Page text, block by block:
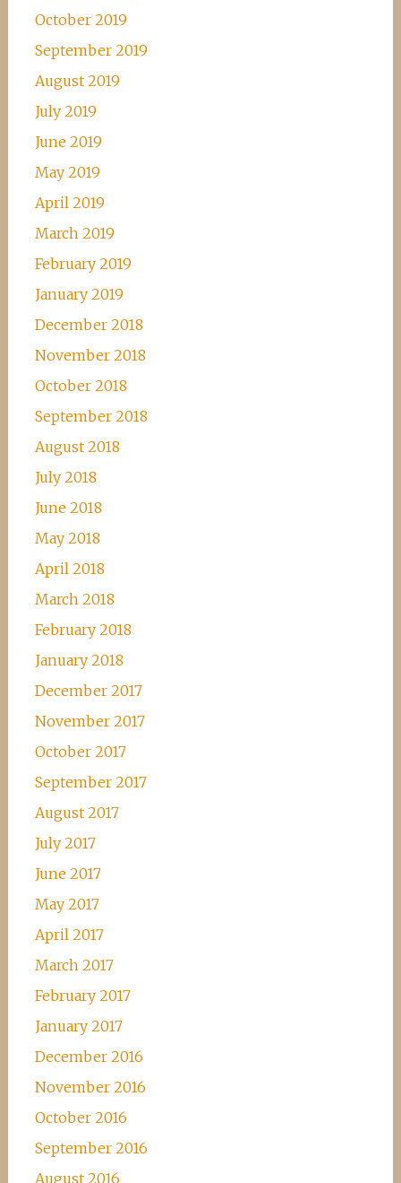
October 2019
September 2019
August 2019
July 2019
June 2019
May 2019
April 2019
March 2019
February 2019
January 2019
December 2018
November 2018
October 2018
September 2018
August 2018
July 2018
June 2018
May 2018
April 2018
March 2018
February 2018
January 2018
December 2017
November 2017
October 2017
September 2017
August 2017
July 2017
June 2017
May 2017
April 2017
March 2017
February 2017
January 2017
December 2016
November 2016
October 2016
September 2016
August 2016